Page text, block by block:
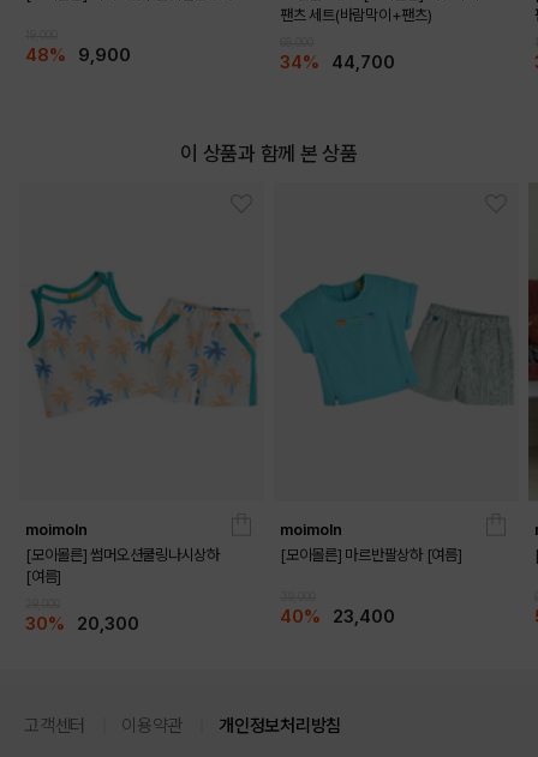
PRODUCT VIEW
48% 9,900
팬츠 세트(바람막이+팬츠)
34% 44,700
이 상품과 함께 본 상품
moimoln
[모이몰른] 썸머오션쿨링나시상하
[여름]
30% 20,300
moimoln
[모이몰른] 마르반팔상하 [여름]
40% 23,400
고객센터 이용약관 개인정보처리방침